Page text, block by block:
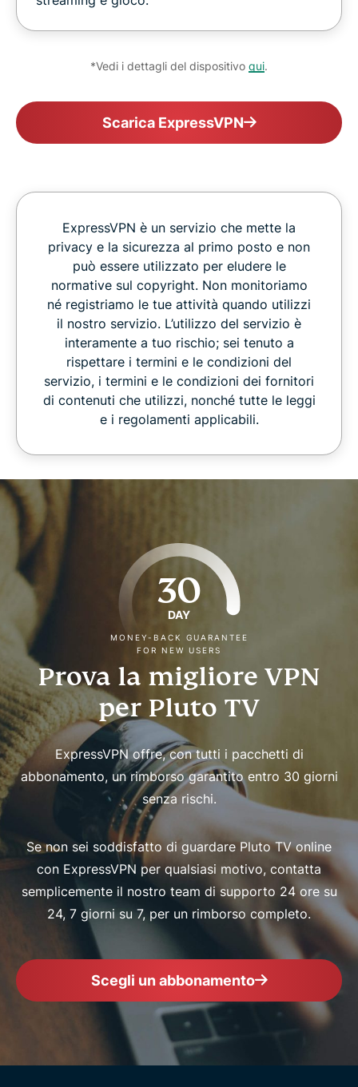
*Vedi i dettagli del dispositivo qui.
Scarica ExpressVPN
ExpressVPN è un servizio che mette la
privacy e la sicurezza al primo posto e non
può essere utilizzato per eludere le
normative sul copyright. Non monitoriamo
né registriamo le tue attività quando utilizzi
il nostro servizio. L’utilizzo del servizio è
interamente a tuo rischio; sei tenuto a
rispettare i termini e le condizioni del
servizio, i termini e le condizioni dei fornitori
di contenuti che utilizzi, nonché tutte le leggi
e i regolamenti applicabili.
30
DAY
MONEY-BACK GUARANTEE
FOR NEW USERS
Prova la migliore VPN
per Pluto TV
ExpressVPN offre, con tutti i pacchetti di
abbonamento, un rimborso garantito entro 30 giorni
senza rischi.
Se non sei soddisfatto di guardare Pluto TV online
con ExpressVPN per qualsiasi motivo, contatta
semplicemente il nostro team di supporto 24 ore su
24, 7 giorni su 7, per un rimborso completo.
Scegli un abbonamento